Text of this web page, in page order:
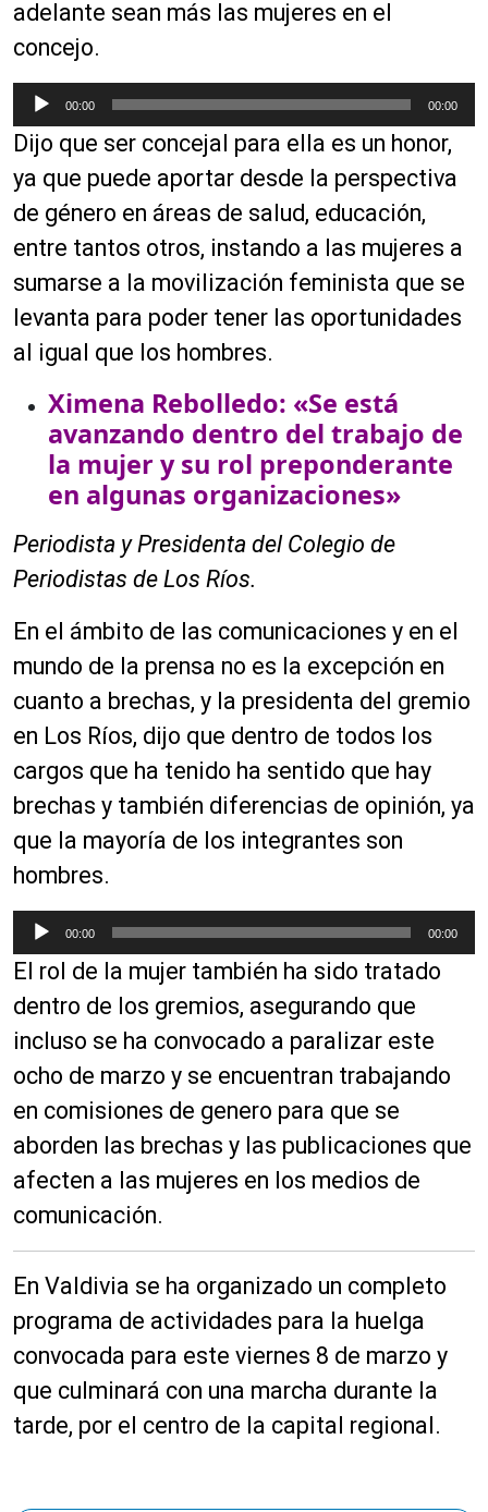
adelante sean más las mujeres en el
concejo.
e
p
r
o
d
u
c
t
o
r
o
00:00 00:00
Dijo que ser concejal para ella es un honor,
ya que puede aportar desde la perspectiva
de género en áreas de salud, educación,
entre tantos otros, instando a las mujeres a
sumarse a la movilización feminista que se
levanta para poder tener las oportunidades
al igual que los hombres.
Ximena Rebolledo: «Se está
avanzando dentro del trabajo de
la mujer y su rol preponderante
en algunas organizaciones»
Periodista y Presidenta del Colegio de
Periodistas de Los Ríos.
En el ámbito de las comunicaciones y en el
mundo de la prensa no es la excepción en
cuanto a brechas, y la presidenta del gremio
en Los Ríos, dijo que dentro de todos los
cargos que ha tenido ha sentido que hay
brechas y también diferencias de opinión, ya
que la mayoría de los integrantes son
hombres.
e
p
r
o
d
u
c
o
r
d
u
d
i
o
00:00 00:00
El rol de la mujer también ha sido tratado
dentro de los gremios, asegurando que
incluso se ha convocado a paralizar este
ocho de marzo y se encuentran trabajando
en comisiones de genero para que se
aborden las brechas y las publicaciones que
afecten a las mujeres en los medios de
comunicación.
En Valdivia se ha organizado un completo
programa de actividades para la huelga
convocada para este viernes 8 de marzo y
que culminará con una marcha durante la
tarde, por el centro de la capital regional.